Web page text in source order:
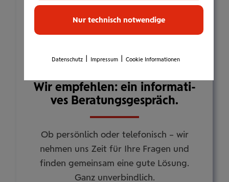
Wir emp­feh­len: ein infor­ma­ti­
ves Bera­tungs­ge­spräch.
Ob persönlich oder telefonisch – wir
nehmen uns Zeit für Ihre Fragen und
finden gemeinsam eine gute Lösung.
Ganz unverbindlich.
Nur technisch notwendige
Datenschutz Impressum Cookie Informationen